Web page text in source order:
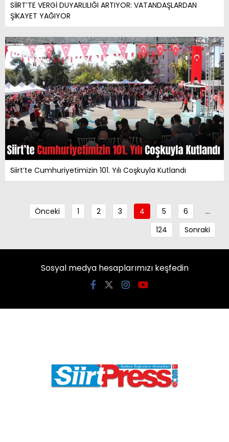
SİİRT’TE VERGİ DUYARLILIĞI ARTIYOR: VATANDAŞLARDAN
ŞİKAYET YAĞIYOR
Siirt’te Cumhuriyetimizin 101. Yılı Coşkuyla Kutlandı
Önceki 1 2 3 4 5 6
…
124
Sonraki
Sosyal medya hesaplarımızı keşfedin